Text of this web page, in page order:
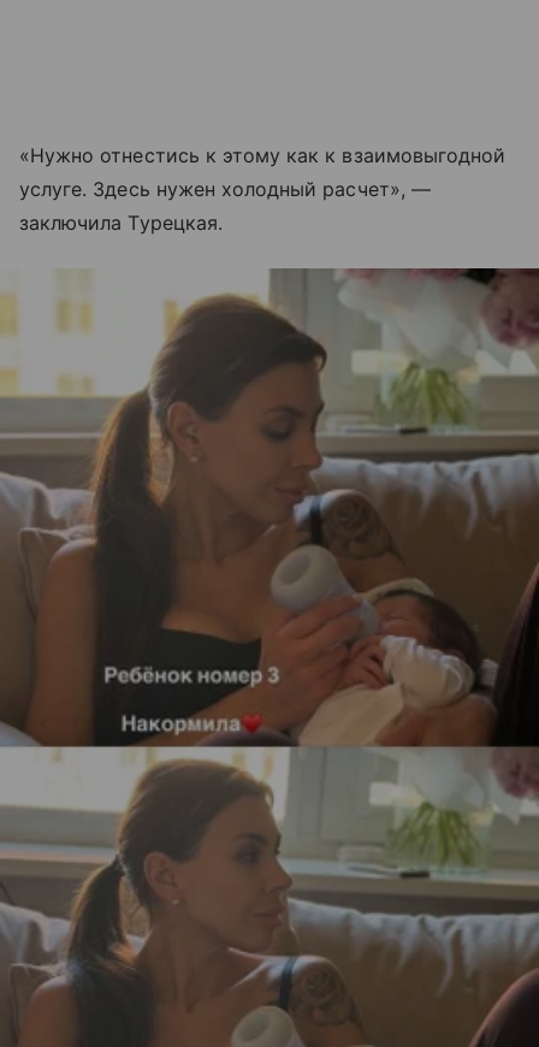
«Нужно отнестись к этому как к взаимовыгодной
услуге. Здесь нужен холодный расчет», —
заключила Турецкая.